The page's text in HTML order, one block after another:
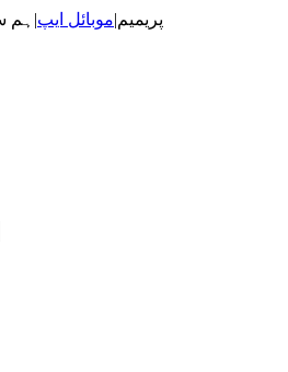
پریمیم|موبائل ایپ| ہم